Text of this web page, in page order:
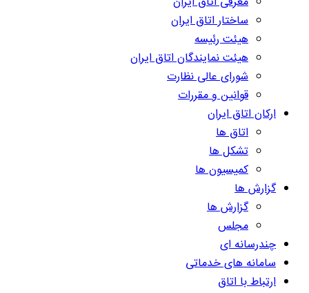
ساختار اتاق ایران
هیئت رئیسه
هیئت نمایندگان اتاق ایران
شورای عالی نظارت
قوانین و مقررات
ارکان اتاق ایران
اتاق ها
تشکل ها
کمیسیون ها
گزارش ها
گزارش ها
مجلس
چندرسانه ای
سامانه های خدماتی
ارتباط با اتاق